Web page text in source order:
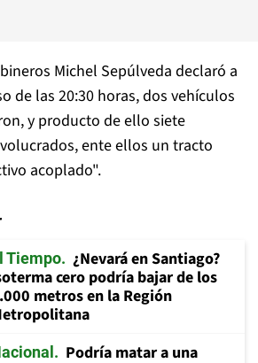
Michel Sepúlveda declaró a
de las 20:30 horas, dos vehículos
y producto de ello siete
ente ellos un tracto
acoplado".
Tiempo
¿Nevará en Santiago?
cero podría bajar de los
metros en la Región
Podría matar a una